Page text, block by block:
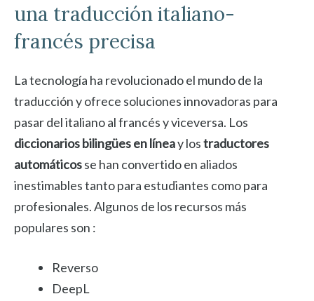
una traducción italiano-
francés precisa
La tecnología ha revolucionado el mundo de la
traducción y ofrece soluciones innovadoras para
pasar del italiano al francés y viceversa. Los
diccionarios bilingües en líneay lostraductores
automáticosse han convertido en aliados
inestimables tanto para estudiantes como para
profesionales. Algunos de los recursos más
populares son :
Reverso
DeepL